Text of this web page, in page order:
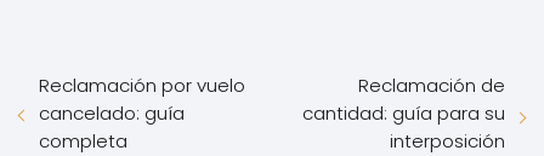
Reclamación por vuelo
cancelado: guía
completa
Reclamación de
cantidad: guía para su
interposición